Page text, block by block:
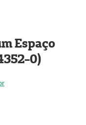
Espaço
0)